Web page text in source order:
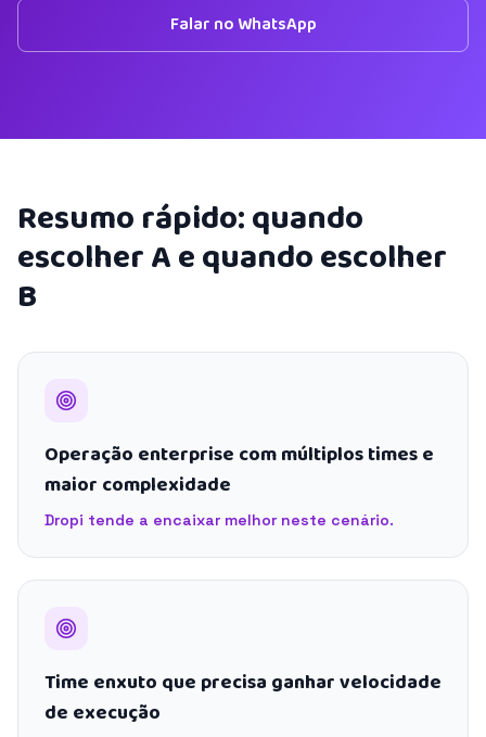
Falar no WhatsApp
Resumo rápido: quando
escolher A e quando escolher
B
Operação enterprise com múltiplos times e
maior complexidade
Dropi tende a encaixar melhor neste cenário.
Time enxuto que precisa ganhar velocidade
de execução